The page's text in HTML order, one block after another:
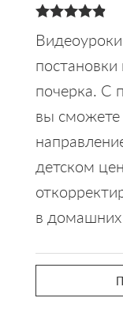
из 5
почерка. С
вы сможете
детском
в домашних